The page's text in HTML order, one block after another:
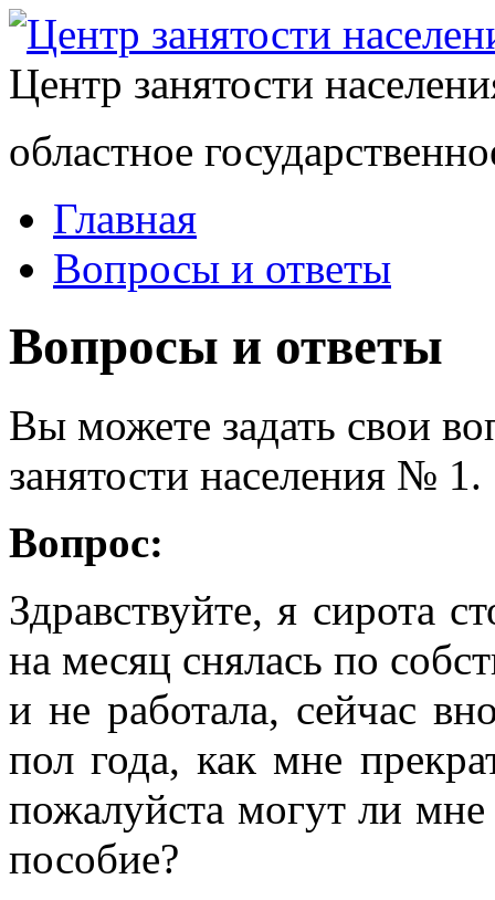
Центр занятости
областное
Главная
Вопросы и ответы
Вопросы и ответы
Вы можете задать свои
занятости населения № 1.
Вопрос:
Здравствуйте, я сирота
на месяц снялась по
и не работала, сейчас
пол года, как мне
пожалуйста могут ли
пособие?